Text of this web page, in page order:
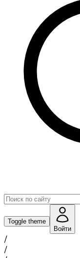
Toggle theme
Войти
/
/